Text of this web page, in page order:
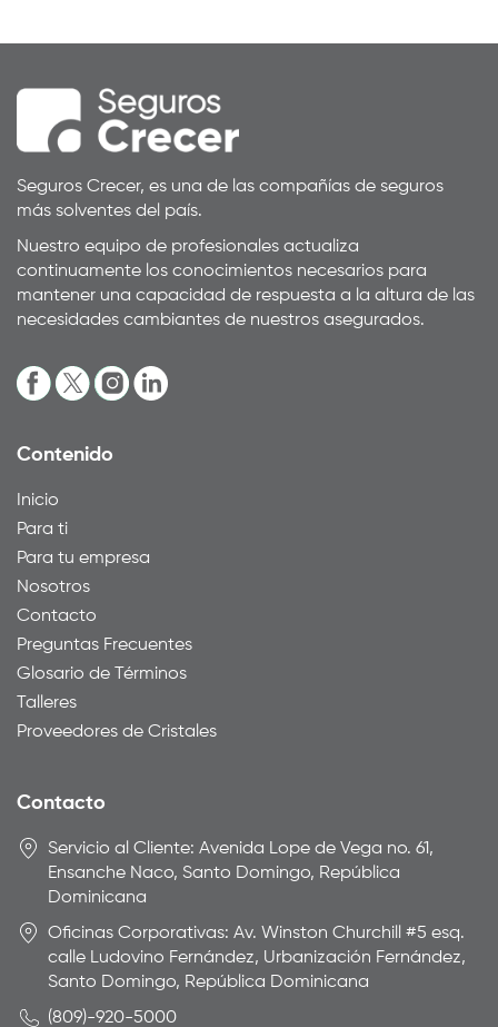
Seguros Crecer, es una de las compañías de seguros
más solventes del país.
Nuestro equipo de profesionales actualiza
continuamente los conocimientos necesarios para
mantener una capacidad de respuesta a la altura de las
necesidades cambiantes de nuestros asegurados.
Contenido
Inicio
Para ti
Para tu empresa
Nosotros
Contacto
Preguntas Frecuentes
Glosario de Términos
Talleres
Proveedores de Cristales
Contacto
Servicio al Cliente: Avenida Lope de Vega no. 61,
Ensanche Naco, Santo Domingo, República
Dominicana
Oficinas Corporativas: Av. Winston Churchill #5 esq.
calle Ludovino Fernández, Urbanización Fernández,
Santo Domingo, República Dominicana
(809)-920-5000